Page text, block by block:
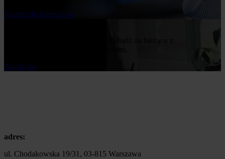
Przejdż do formularza
Zapisz się
adres:
ul. Chodakowska 19/31, 03-815 Warszawa